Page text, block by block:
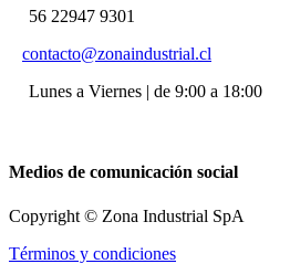
56 22947 9301
contacto@zonaindustrial.cl
Lunes a Viernes | de 9:00 a 18:00
Medios de comunicación social
Copyright © Zona Industrial SpA
Términos y condiciones